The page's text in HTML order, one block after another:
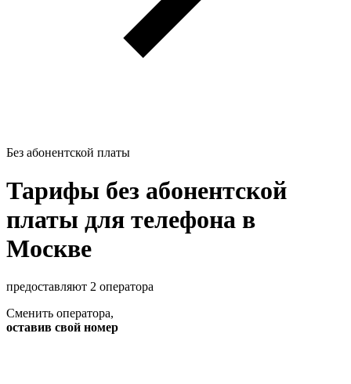
Без абонентской платы
Тарифы без абонентской
платы для телефона в
Москве
предоставляют 2 оператора
Сменить оператора,
оставив свой номер